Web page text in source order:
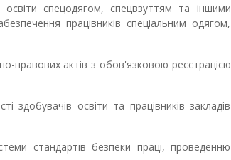
освіти спецодягом, спецвзуттям та іншими
працівників спеціальним одягом,
правових актів з обов'язковою реєстрацією
здобувачів освіти та працівників закладів
стандартів безпеки праці, проведенню